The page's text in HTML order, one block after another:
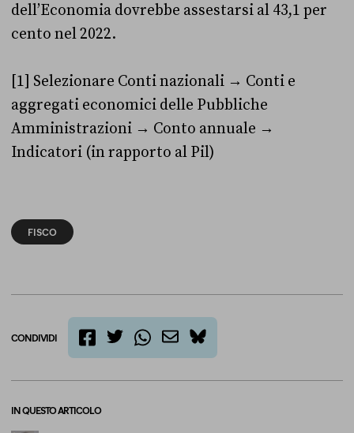
dell’Economia dovrebbe assestarsi al 43,1 per
cento nel 2022.
[1] Selezionare Conti nazionali → Conti e
aggregati economici delle Pubbliche
Amministrazioni → Conto annuale →
Indicatori (in rapporto al Pil)
FISCO
CONDIVIDI
bluesky
IN QUESTO ARTICOLO